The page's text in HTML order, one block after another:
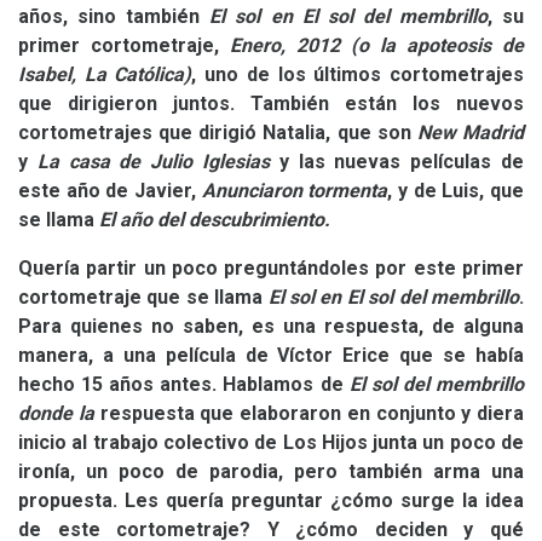
años, sino también El sol en El sol del membrillo, su
primer cortometraje, Enero, 2012 (o la apoteosis de
Isabel, La Católica), uno de los últimos cortometrajes
que dirigieron juntos. También están los nuevos
cortometrajes que dirigió Natalia, que son New Madrid
y La casa de Julio Iglesiasy las nuevas películas de
este año de Javier, Anunciaron tormenta, y de Luis, que
se llama El año del descubrimiento.
Quería partir un poco preguntándoles por este primer
cortometraje que se llama El sol en El sol del membrillo.
Para quienes no saben, es una respuesta, de alguna
manera, a una película de Víctor Erice que se había
hecho 15 años antes. Hablamos de El sol del membrillo
donde larespuesta que elaboraron en conjunto y diera
inicio al trabajo colectivo de Los Hijos junta un poco de
ironía, un poco de parodia, pero también arma una
propuesta. Les quería preguntar ¿cómo surge la idea
de este cortometraje? Y ¿cómo deciden y qué